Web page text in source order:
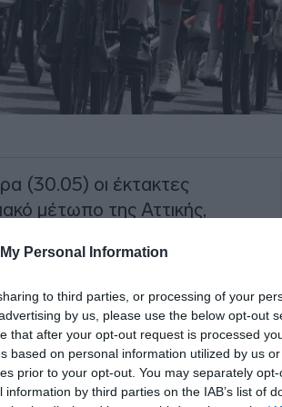
Personal Information
to third parties, or processing of your
by us, please use the below opt-out
that after your opt-out request is processed
based on personal information utilized by us
prior to your opt-out. You may separately
by third parties on the IAB’s list of
(30.05) οι έκτακτες
μέτωπο της Αττικής,
στους Δήμους
Γλυφάδας, Βάρης-